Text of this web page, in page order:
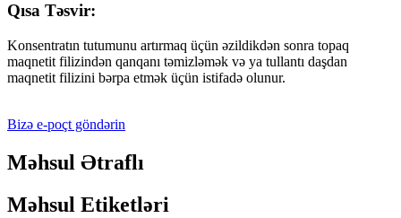
Qısa Təsvir:
Konsentratın tutumunu artırmaq üçün əzildikdən sonra topaq
maqnetit filizindən qanqanı təmizləmək və ya tullantı daşdan
maqnetit filizini bərpa etmək üçün istifadə olunur.
Bizə e-poçt göndərin
Məhsul Ətraflı
Məhsul Etiketləri